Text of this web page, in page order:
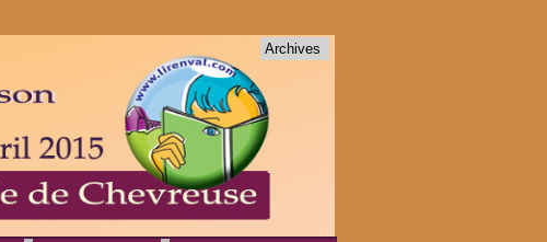
Archives